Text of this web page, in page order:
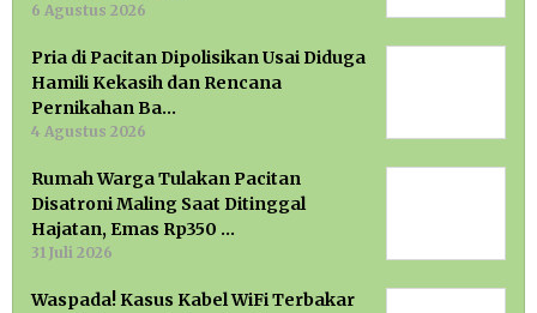
6 Agustus 2026
Pria di Pacitan Dipolisikan Usai Diduga
Hamili Kekasih dan Rencana
Pernikahan Ba…
4 Agustus 2026
Rumah Warga Tulakan Pacitan
Disatroni Maling Saat Ditinggal
Hajatan, Emas Rp350 …
31 Juli 2026
Waspada! Kasus Kabel WiFi Terbakar